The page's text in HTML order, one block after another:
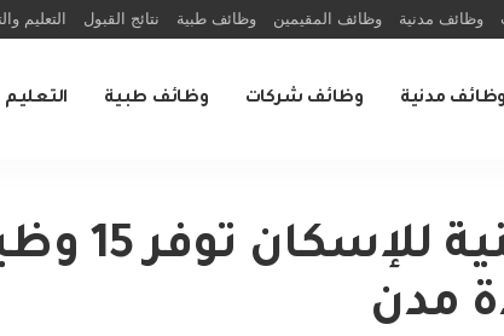
وظائف مدنية وظائف المقيمين وظائف طبية نتائج القبول التعليم
وظائف مدنية وظائف شركات وظائف طبية التعليم
الشركة الوطنية
مدن